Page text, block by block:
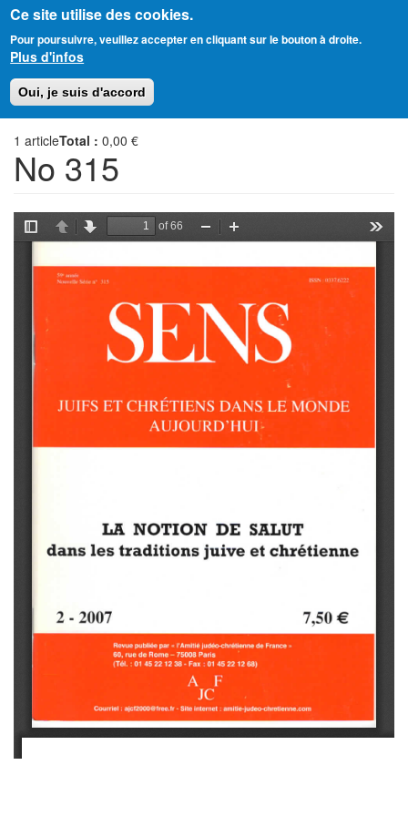
Ce site utilise des cookies.
Pour poursuivre, veuillez accepter en cliquant sur le bouton à droite.
Plus d'infos
Oui, je suis d'accord
au
contenu
principal
Amitié Judéo-Chrétienne de France
1 articleTotal : 0,00 €
No 315